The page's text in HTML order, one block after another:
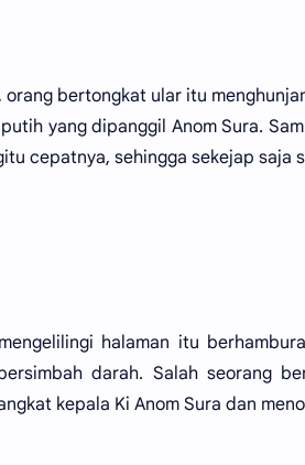
bertongkat ular itu
yang dipanggil Anom Sura.
cepatnya, sehingga sekejap saja
halaman itu
darah. Salah seorang
kepala Ki Anom Sura dan